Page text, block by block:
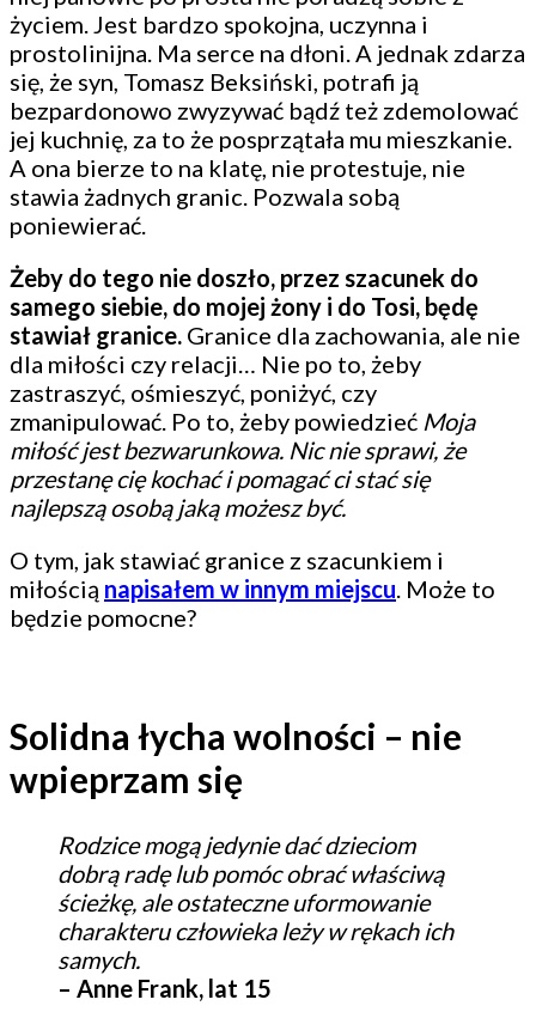
życiem. Jest bardzo spokojna, uczynna i
prostolinijna. Ma serce na dłoni. A jednak zdarza
się, że syn, Tomasz Beksiński, potrafi ją
bezpardonowo zwyzywać bądź też zdemolować
jej kuchnię, za to że posprzątała mu mieszkanie.
A ona bierze to na klatę, nie protestuje, nie
stawia żadnych granic. Pozwala sobą
poniewierać.
Żeby do tego nie doszło, przez szacunek do
samego siebie, do mojej żony i do Tosi, będę
stawiał granice. Granice dla zachowania, ale nie
dla miłości czy relacji… Nie po to, żeby
zastraszyć, ośmieszyć, poniżyć, czy
zmanipulować. Po to, żeby powiedzieć Moja
miłość jest bezwarunkowa. Nic nie sprawi, że
przestanę cię kochać i pomagać ci stać się
najlepszą osobą jaką możesz być.
O tym, jak stawiać granice z szacunkiem i
miłością napisałem w innym miejscu. Może to
będzie pomocne?
Solidna łycha wolności – nie
wpieprzam się
Rodzice mogą jedynie dać dzieciom
dobrą radę lub pomóc obrać właściwą
ścieżkę, ale ostateczne uformowanie
charakteru człowieka leży w rękach ich
samych.
– Anne Frank, lat 15